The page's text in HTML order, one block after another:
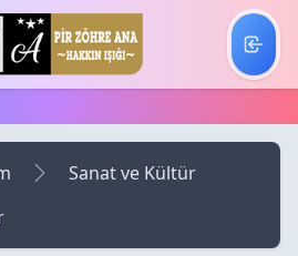
Sanat ve Kültür